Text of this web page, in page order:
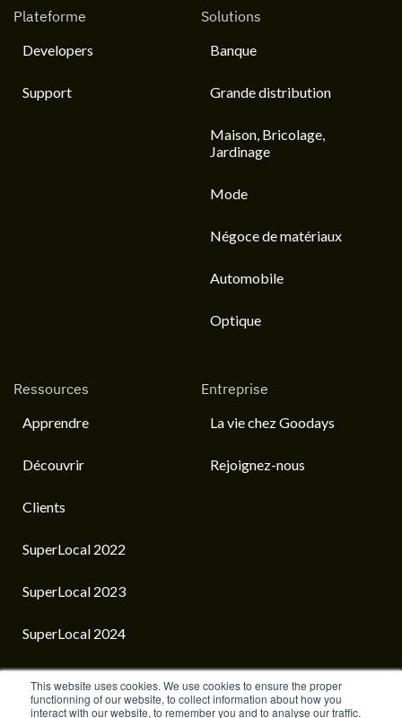
This website uses cookies. We use cookies to ensure the proper
functionning of our website, to collect information about how you
interact with our website, to remember you and to analyse our traffic.
Plateforme
Developers
Support
Solutions
Banque
Grande distribution
Maison, Bricolage,
Jardinage
Mode
Négoce de matériaux
Automobile
Optique
Ressources
Apprendre
Découvrir
Clients
SuperLocal 2022
SuperLocal 2023
SuperLocal 2024
Entreprise
La vie chez Goodays
Rejoignez-nous